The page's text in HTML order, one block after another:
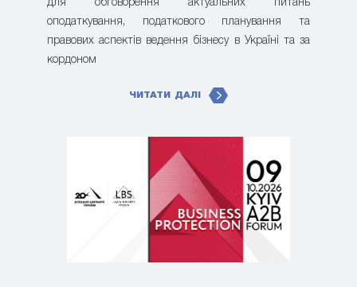
для обговорення актуальних питань
оподаткування, податкового планування та
правових аспектів ведення бізнесу в Україні та за
кордоном
ЧИТАТИ ДАЛІ